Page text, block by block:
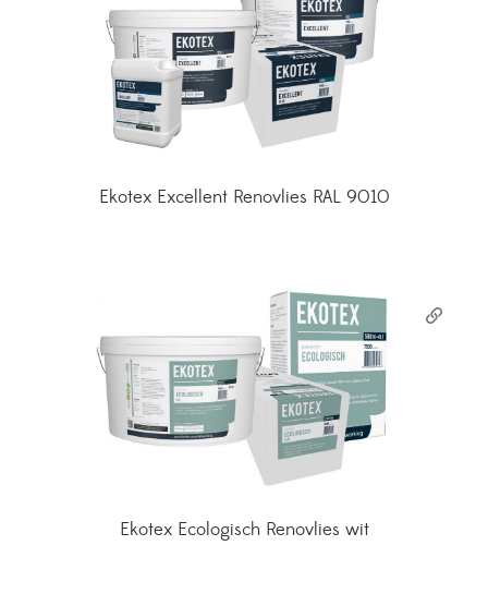
Ekotex Excellent Renovlies RAL 9010
Ekotex Ecologisch Renovlies wit